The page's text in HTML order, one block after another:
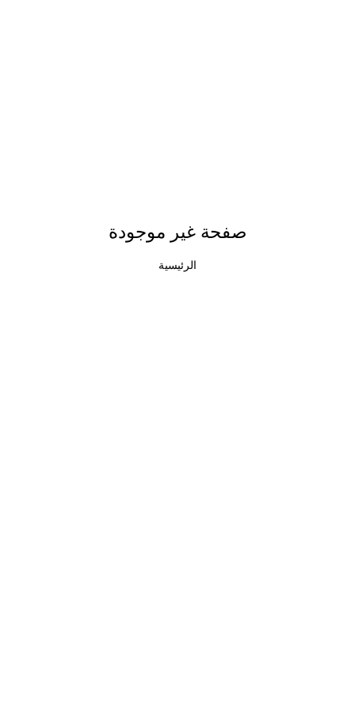
صفحة غير موجودة
الرئيسية